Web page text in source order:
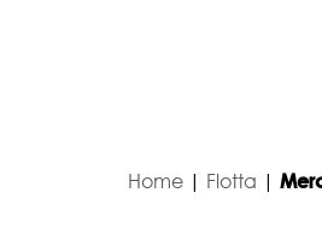
Home| Flotta |